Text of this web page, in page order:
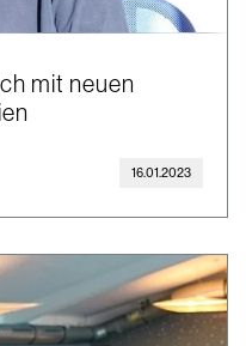
mit neuen
16.01.2023